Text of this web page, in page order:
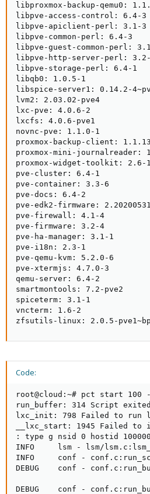
libproxmox-backup-qemu0:
libpve-access-control: 6.4-3
libpve-apiclient-perl: 3.1-3
libpve-common-perl: 6.4-3
libpve-guest-common-perl:
libpve-http-server-perl:
libpve-storage-perl: 6.4-1
libqb0: 1.0.5-1
libspice-server1: 0.14.2-
lvm2: 2.03.02-pve4
lxc-pve: 4.0.6-2
lxcfs: 4.0.6-pve1
novnc-pve: 1.1.0-1
proxmox-backup-client:
proxmox-mini-journalreader:
proxmox-widget-toolkit: 2.6-1
pve-cluster: 6.4-1
pve-container: 3.3-6
pve-docs: 6.4-2
pve-edk2-firmware:
pve-firewall: 4.1-4
pve-firmware: 3.2-4
pve-ha-manager: 3.1-1
pve-i18n: 2.3-1
pve-qemu-kvm: 5.2.0-6
pve-xtermjs: 4.7.0-3
qemu-server: 6.4-2
smartmontools: 7.2-pve2
spiceterm: 3.1-1
vncterm: 1.6-2
zfsutils-linux: 2.0.5-
Code:
root@cloud:~# pct start 100
run_buffer: 314 Script
lxc_init: 798 Failed to run
__lxc_start: 1945 Failed
: type g nsid 0 hostid 100000
INFO     lsm - lsm/
INFO     conf -
DEBUG    conf -
DEBUG    conf -